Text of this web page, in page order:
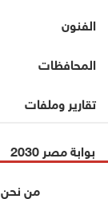
الفنون
المحافظات
تقارير وملفات
بوابة مصر 2030
من نحن